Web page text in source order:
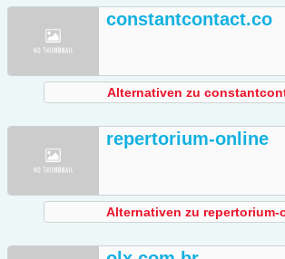
constantcontact.co
Alternativen zu
repertorium-online
Alternativen zu repertorium-